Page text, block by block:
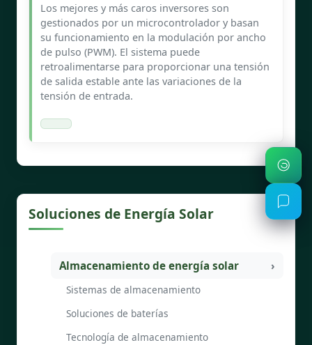
Los mejores y más caros inversores son
gestionados por un microcontrolador y basan
su funcionamiento en la modulación por ancho
de pulso (PWM). El sistema puede
retroalimentarse para proporcionar una tensión
de salida estable ante las variaciones de la
tensión de entrada.
Soluciones de Energía Solar
Almacenamiento de energía solar
Sistemas de almacenamiento
Soluciones de baterías
Tecnología de almacenamiento